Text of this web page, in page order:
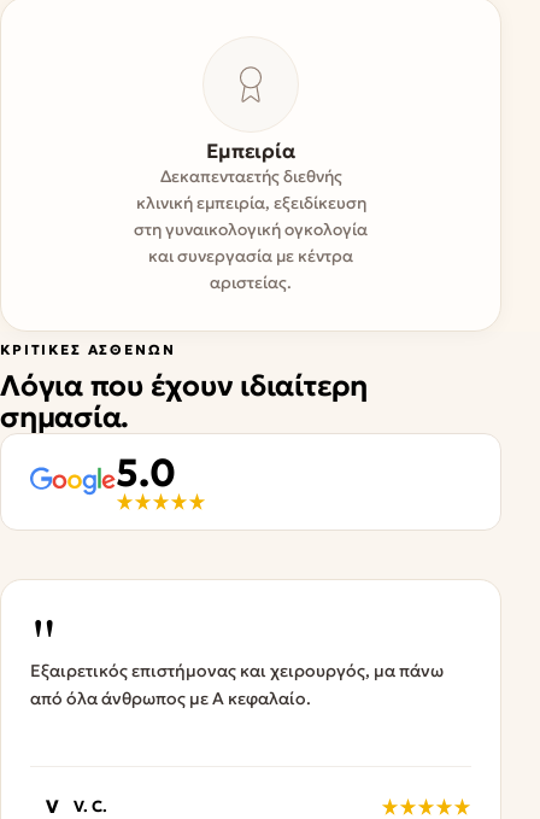
Εμπειρία
Δεκαπενταετής διεθνής
κλινική εμπειρία, εξειδίκευση
στη γυναικολογική ογκολογία
και συνεργασία με κέντρα
αριστείας.
ΚΡΙΤΙΚΈΣ ΑΣΘΕΝΏΝ
Λόγια που έχουν ιδιαίτερη
σημασία.
5.0
"
Εξαιρετικός επιστήμονας και χειρουργός, μα πάνω
από όλα άνθρωπος με Α κεφαλαίο.
V V. C.